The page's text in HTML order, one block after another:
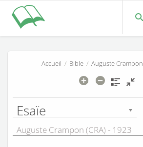
Accueil / Bible /Auguste Crampon
Esaïe
Auguste Crampon (CRA) - 1923